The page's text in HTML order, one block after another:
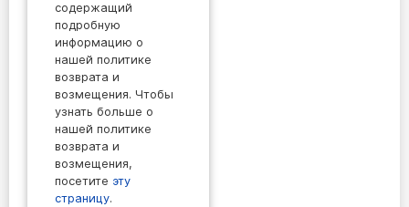
содержащий
подробную
информацию о
нашей политике
возврата и
возмещения. Чтобы
узнать больше о
нашей политике
возврата и
возмещения,
посетите эту
страницу.